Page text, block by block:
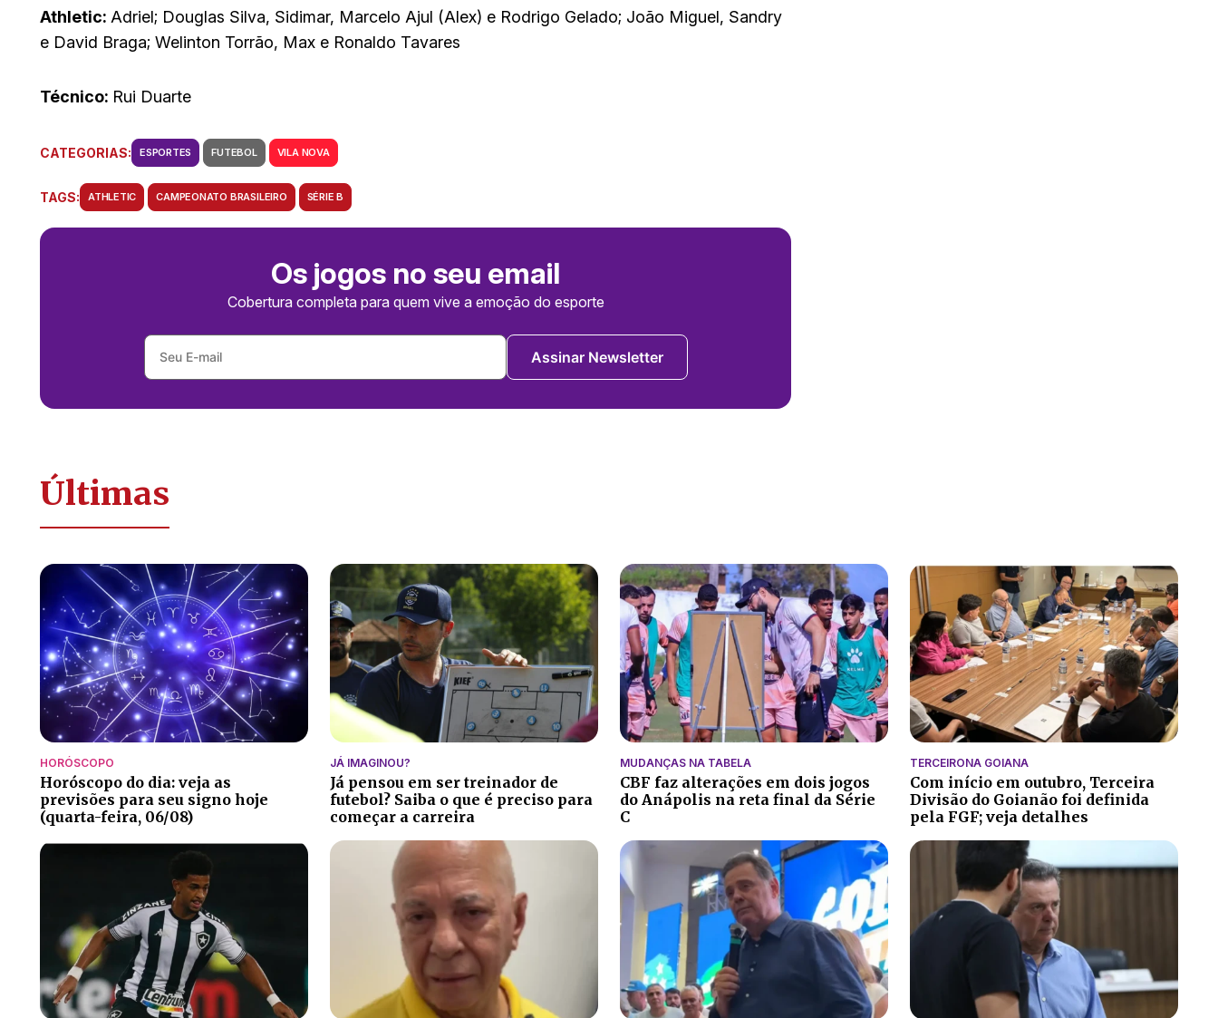
Athletic: Adriel; Douglas Silva, Sidimar, Marcelo Ajul (Alex) e Rodrigo Gelado; João Miguel, Sandry
e David Braga; Welinton Torrão, Max e Ronaldo Tavares
Técnico: Rui Duarte
CATEGORIAS: ESPORTES FUTEBOL VILA NOVA
TAGS: ATHLETIC CAMPEONATO BRASILEIRO SÉRIE B
Os jogos no seu email
Cobertura completa para quem vive a emoção do esporte
Assinar Newsletter
Últimas
HORÓSCOPO
Horóscopo do dia: veja as
previsões para seu signo hoje
(quarta-feira, 06/08)
JÁ IMAGINOU?
Já pensou em ser treinador de
futebol? Saiba o que é preciso para
começar a carreira
MUDANÇAS NA TABELA
CBF faz alterações em dois jogos
do Anápolis na reta final da Série
C
TERCEIRONA GOIANA
Com início em outubro, Terceira
Divisão do Goianão foi definida
pela FGF; veja detalhes